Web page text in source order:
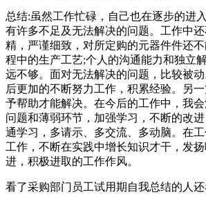
总结:虽然工作忙碌，自己也在逐步的进
有许多不足及无法解决的问题。工作中
精，严谨细致，对所定购的元器件件还
程中的生产工艺;个人的沟通能力和独立
远不够。面对无法解决的问题，比较被
后更加的不断努力工作，积累经验。另
予帮助才能解决。在今后的工作中，我
问题和薄弱环节，加强学习，不断的改
通学习，多请示、多交流、多动脑。在
工作，不断在实践中增长知识才干，发
进，积极进取的工作作风。
看了采购部门员工试用期自我总结的人还